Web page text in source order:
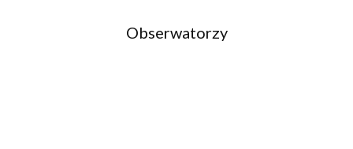
Obserwatorzy